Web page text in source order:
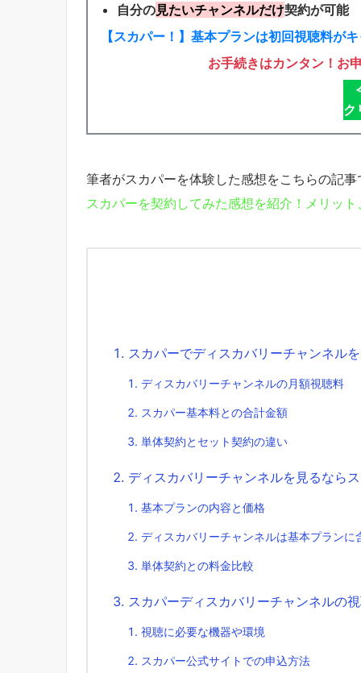
自分の見たいチャンネルだけ契約が可能
【スカパー！】基本プランは初回視聴料が
お手続きはカンタン！お
ク
筆者がスカパーを体験した感想をこちらの記
スカパーを契約してみた感想を紹介！メリッ
スカパーでディスカバリーチャンネル
ディスカバリーチャンネルの月額視聴料
スカパー基本料との合計金額
単体契約とセット契約の違い
ディスカバリーチャンネルを見るなら
基本プランの内容と価格
ディスカバリーチャンネルは基本プランに
単体契約との料金比較
スカパーディスカバリーチャンネルの
視聴に必要な機器や環境
スカパー公式サイトでの申込方法